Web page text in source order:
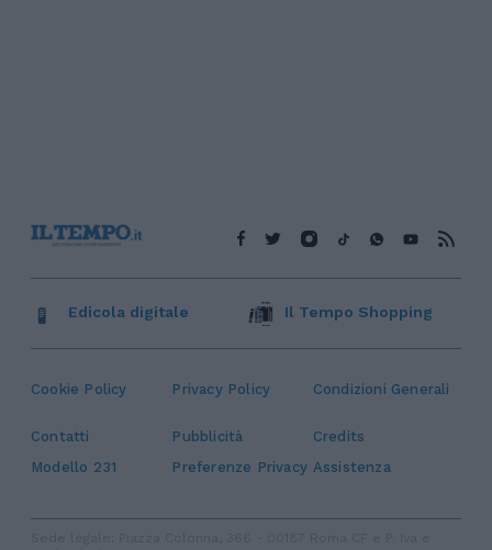
Cookie Policy Privacy Policy Condizioni Generali
Contatti Pubblicità
Credits
Modello 231
Preferenze Privacy Assistenza
Edicola digitale Il Tempo Shopping